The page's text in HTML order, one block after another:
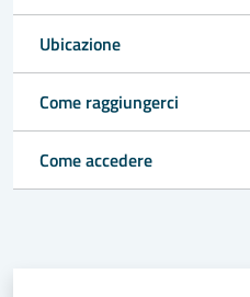
Ubicazione
Come raggiungerci
Come accedere